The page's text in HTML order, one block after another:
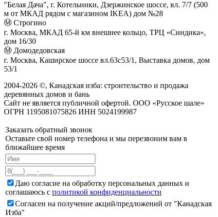
"Белая Дача", г. Котельники, Дзержинское шоссе, вл. 7/7 (500
м от МКАД рядом с магазином IKEA) дом №28
Ⓜ Строгино
г. Москва, МКАД 65-й км внешнее кольцо, ТРЦ «Синдика»,
дом 16/30
Ⓜ Домодедовская
г. Москва, Каширское шоссе вл.63с53/1, Выставка домов, дом
53/1
2004-2026 ©, Канадская изба: строительство и продажа
деревянных домов и бань
Сайт не является публичной офертой. ООО «Русское шале»
ОГРН 1195081075826 ИНН 5024199987
Заказать обратный звонок
Оставьте свой номер телефона и мы перезвоним вам в
ближайшее время
Даю согласие на обработку персональных данных и
соглашаюсь с политикой конфиденциальности
Согласен на получение акций/предложений от "Канадская
Изба"